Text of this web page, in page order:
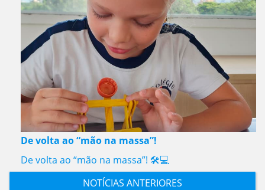
De volta ao “mão na massa”!
De volta ao “mão na massa”! 🛠️💻
NOTÍCIAS ANTERIORES